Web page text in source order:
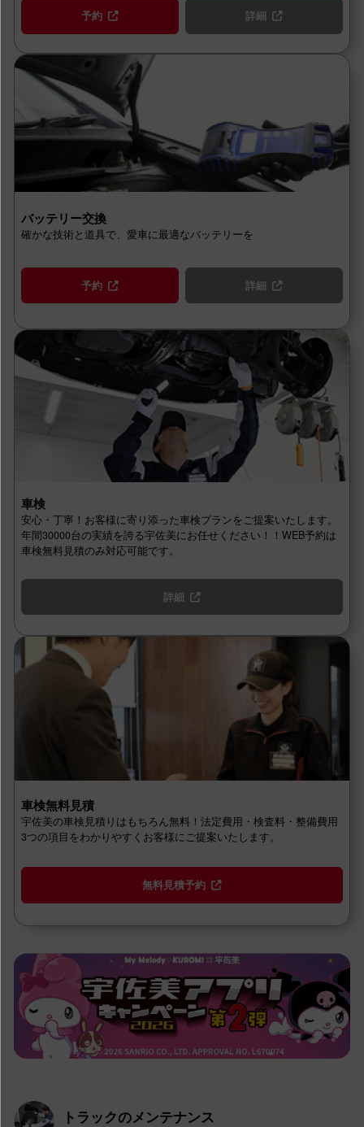
予約 詳細
バッテリー交換
確かな技術と道具で、愛車に最適なバッテリーを
予約 詳細
車検
安心・丁寧！お客様に寄り添った車検プランをご提案いたします。
年間30000台の実績を誇る宇佐美にお任せください！！WEB予約は
車検無料見積のみ対応可能です。
詳細
車検無料見積
宇佐美の車検見積りはもちろん無料！法定費用・検査料・整備費用
3つの項目をわかりやすくお客様にご提案いたします。
無料見積予約
トラックのメンテナンス